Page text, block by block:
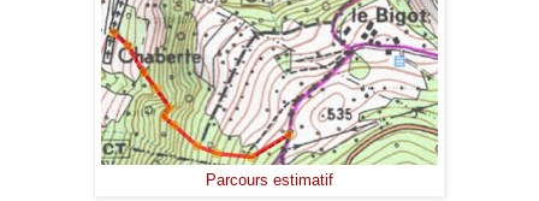
Parcours estimatif